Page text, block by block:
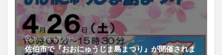
2025年4月23日
佐伯市で『おおにゅうじま島まつり』が開催されま